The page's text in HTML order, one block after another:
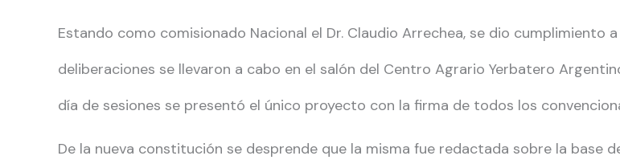
Estando como comisionado Nacional el Dr. Claudio Arrechea, se dio cumplimiento
deliberaciones se llevaron a cabo en el salón del Centro Agrario Yerbatero
día de sesiones se presentó el único proyecto con la firma de todos los
De la nueva constitución se desprende que la misma fue redactada sobre la base